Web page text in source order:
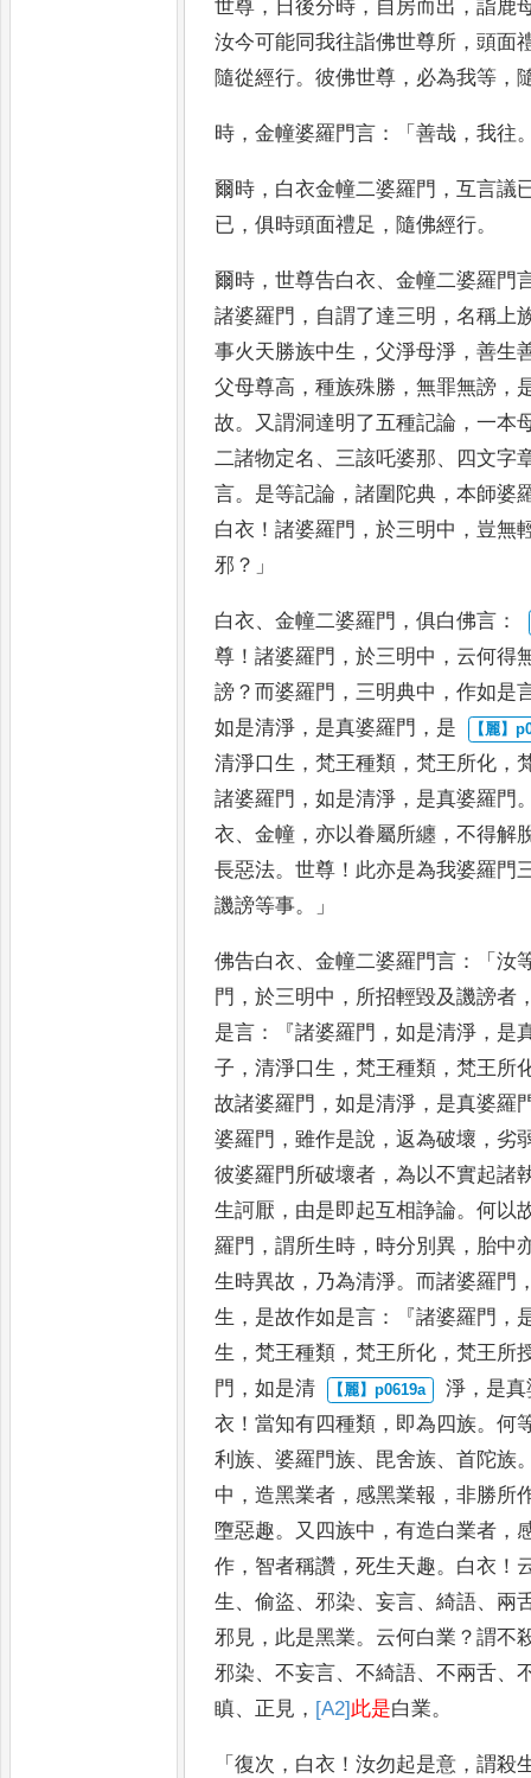
世尊 ， 日後分時 ， 自房而出 ，詣鹿
汝今可能 同我往詣佛世尊所 ，頭面
隨從經行。彼佛世尊 ， 必為我等 ，
時 ，金幢婆羅門言 ：「善哉 ，我往
爾時 ， 白衣金幢二婆羅門 ，互言議
已 ，俱時頭面禮足 ， 隨佛經行。
爾時 ，世尊告白衣、金幢二婆羅門
諸婆羅門 ， 自謂了達三明 ，名稱上
事火天勝族中生 ，父淨母淨 ，善生
父母尊高 ，種族殊勝 ，無罪無謗 ，
故。 又謂洞達明了五種記論 ，一本
二諸物定名 、三該吒婆那、
四文字
言。 是等記論 ，諸圍陀典 ，本師婆
白衣 ！諸婆羅門 ，於三明中 ， 豈無
邪 ？」
白衣、金幢二婆羅門 ，俱白佛言 ：
尊 ！諸婆羅門 ，於三明中 ， 云何得
謗 ？ 而婆羅門 ，三明典中 ，作如是
如是清淨 ， 是真婆羅門 ， 是
清淨口生 ，梵王種類 ，梵王所化 ，
諸婆羅門 ，如是清淨 ， 是真婆羅門
衣、金幢 ，亦以眷屬所纏 ，不得解
長惡法。世尊 ！ 此亦是為我婆羅門
譏謗等事。」
佛告白衣、金幢二婆羅門言 ：「汝
門 ，於三明中 ， 所招輕毀及譏謗者
是言 ：『諸婆羅門 ，如是清淨 ， 是
子 ，清淨口生 ，梵王種類 ，梵王所
故諸婆羅門 ，如是清淨 ， 是真婆羅
婆羅門 ，雖作是說 ，返為破壞 ，劣
彼婆羅門所破壞者 ，為以不實起諸
生訶厭 ， 由是即起互相諍論。何以
羅門 ，謂所生時 ， 時分別異 ， 胎中
生時異故 ， 乃為清淨。 而諸婆羅門
生 ， 是故作如是言 ：『諸婆羅門 ，
生 ，梵王種類 ，梵王所化 ，梵王所
門 ，如是清 淨 ， 是
衣 ！當知有四種類 ， 即為 四族。何
利族、婆羅門族、 毘舍族、首陀族
中 ，造黑業者 ， 感黑業報 ，非勝所
墮惡趣。 又四族中 ，有造白業者 ，
作 ， 智者稱讚 ，死生天趣。 白衣 ！
生 、偷盜、邪染、妄言、綺語、 兩
邪見 ， 此是黑業。 云何白業 ？謂不
邪染、不妄言、不綺語、不兩舌、
瞋、 正見 ， [A2] 此是白業。
「復次 ， 白衣 ！汝勿起是意 ，謂殺